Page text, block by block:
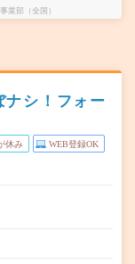
部（全国）
ナシ！フォー
休み WEB登録OK